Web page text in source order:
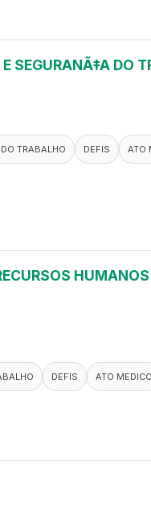
SEGURANÃ‡A DO
TRABALHO DEFIS ATO
DEFIS ATO MEDICO